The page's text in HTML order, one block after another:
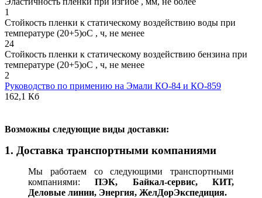
1
Стойкость пленки к статическому воздействию воды при
температуре (20+5)оС , ч, не менее
24
Стойкость пленки к статическому воздействию бензина при
температуре (20+5)оС , ч, не менее
2
Руководство по примению на Эмали КО-84 и КО-859
162,1 Кб
Возможны следующие виды доставки:
1. Доставка транспортными компаниями
Мы работаем со следующими транспортными
компаниями:ПЭК, Байкал-сервис, КИТ,
Деловые линии, Энергия, ЖелДорЭкспедиция.